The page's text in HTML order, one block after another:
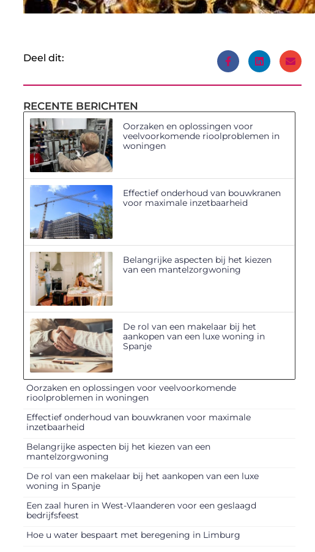
Deel dit:
RECENTE BERICHTEN
Oorzaken en oplossingen voor
veelvoorkomende rioolproblemen in
woningen
Effectief onderhoud van bouwkranen
voor maximale inzetbaarheid
Belangrijke aspecten bij het kiezen
van een mantelzorgwoning
De rol van een makelaar bij het
aankopen van een luxe woning in
Spanje
Oorzaken en oplossingen voor veelvoorkomende
rioolproblemen in woningen
Effectief onderhoud van bouwkranen voor maximale
inzetbaarheid
Belangrijke aspecten bij het kiezen van een
mantelzorgwoning
De rol van een makelaar bij het aankopen van een luxe
woning in Spanje
Een zaal huren in West-Vlaanderen voor een geslaagd
bedrijfsfeest
Hoe u water bespaart met beregening in Limburg